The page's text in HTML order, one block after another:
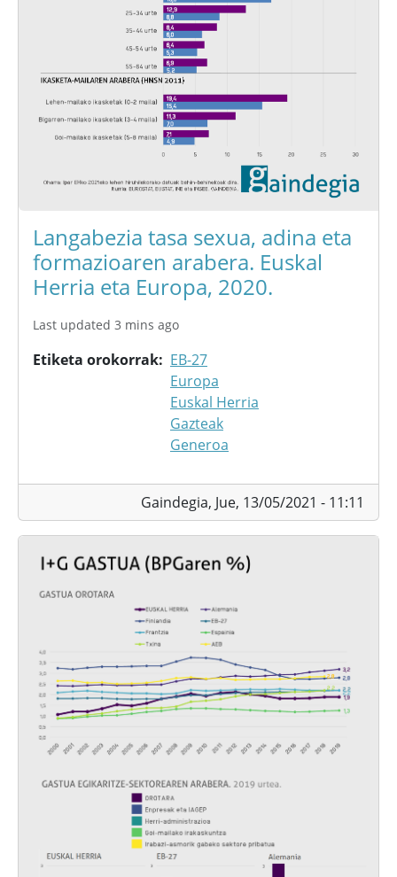
Langabezia tasa sexua, adina eta
formazioaren arabera. Euskal
Herria eta Europa, 2020.
Last updated 3 mins ago
Etiketa orokorrak
EB-27
Europa
Euskal Herria
Gazteak
Generoa
Gaindegia, Jue, 13/05/2021 - 11:11